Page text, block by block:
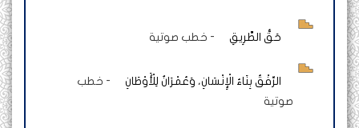
حَقُّ الطَّرِيقِ - خطب صوتية
الرِّفْقُ بِنَاءُ الْإِنْسَانِ، وَعُمْرَانٌ لِلْأَوْطَانِ - خطب
صوتية